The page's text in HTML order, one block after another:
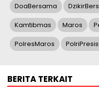
DoaBersama
Kamtibmas Maros
PolresMaros PolriPresisi
BERITA TERKAIT